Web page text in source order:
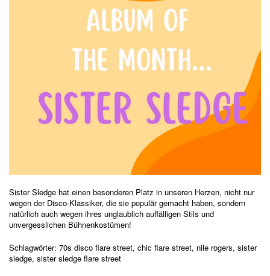
Sister Sledge hat einen besonderen Platz in unseren Herzen, nicht nur
wegen der Disco-Klassiker, die sie populär gemacht haben, sondern
natürlich auch wegen ihres unglaublich auffälligen Stils und
unvergesslichen Bühnenkostümen!
Schlagwörter: 70s disco flare street, chic flare street, nile rogers, sister
sledge, sister sledge flare street